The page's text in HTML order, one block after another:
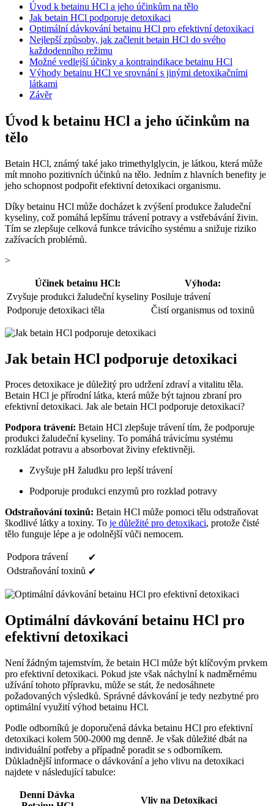
Úvod k betainu HCl a jeho účinkům na tělo
Jak betain HCl podporuje detoxikaci
Optimální dávkování betainu HCl pro efektivní detoxikaci
Nejlepší způsoby, jak začlenit betain HCl do svého
každodenního režimu
Možné vedlejší účinky a kontraindikace betainu HCl
Výhody betainu HCl ve srovnání s jinými detoxikačními
látkami
Závěr
Úvod k betainu HCl a jeho účinkům na
tělo
Betain HCl, známý také jako trimethylglycin, je látkou, která může
mít mnoho pozitivních účinků na tělo. Jedním z hlavních benefity je
jeho schopnost podpořit efektivní detoxikaci organismu.
Díky betainu HCl může docházet k zvýšení produkce žaludeční
kyseliny, což pomáhá lepšímu trávení potravy a vstřebávání živin.
Tím se zlepšuje celková funkce trávicího systému a snižuje riziko
zažívacích problémů.
>
Účinek betainu HCl:
Výhoda:
Zvyšuje produkci žaludeční kyseliny Posiluje trávení
Podporuje detoxikaci těla
Čistí organismus od toxinů
Jak betain HCl podporuje detoxikaci
Proces detoxikace je důležitý pro udržení zdraví a vitalitu těla.
Betain HCl je přírodní látka, která může být tajnou zbraní pro
efektivní detoxikaci. Jak ale betain HCl podporuje detoxikaci?
Podpora trávení: Betain HCl zlepšuje trávení tím, že podporuje
produkci žaludeční kyseliny. To pomáhá trávicímu systému
rozkládat potravu a absorbovat živiny efektivněji.
Zvyšuje pH žaludku pro lepší trávení
Podporuje produkci enzymů pro rozklad potravy
Odstraňování toxinů: Betain HCl může pomoci tělu odstraňovat
škodlivé látky a toxiny. To je důležité pro detoxikaci, protože čisté
tělo funguje lépe a je odolnější vůči nemocem.
Podpora trávení
✔
Odstraňování toxinů ✔
Optimální dávkování betainu HCl pro
efektivní detoxikaci
Není žádným tajemstvím, že betain HCl může být klíčovým prvkem
pro efektivní detoxikaci. Pokud jste však náchylní k nadměrnému
užívání tohoto přípravku, může se stát, že nedosáhnete
požadovaných výsledků. Správné dávkování je tedy nezbytné pro
optimální využití výhod betainu HCl.
Podle odborníků je doporučená dávka betainu HCl pro efektivní
detoxikaci kolem 500-2000 mg denně. Je však důležité dbát na
individuální potřeby a případně poradit se s odborníkem.
Důkladnější informace o dávkování a jeho vlivu na detoxikaci
najdete v následující tabulce:
Denní Dávka
Vliv na Detoxikaci